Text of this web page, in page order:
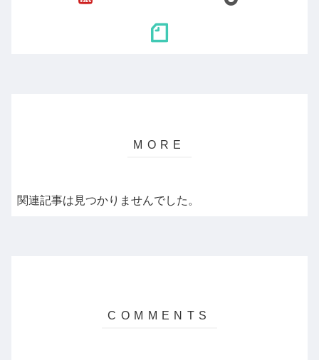
関連記事は見つかりませんでした。